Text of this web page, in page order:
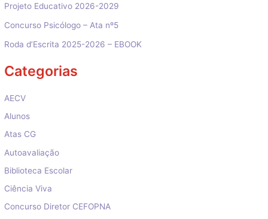
Projeto Educativo 2026-2029
Concurso Psicólogo – Ata nº5
Roda d’Escrita 2025-2026 – EBOOK
Categorias
AECV
Alunos
Atas CG
Autoavaliação
Biblioteca Escolar
Ciência Viva
Concurso Diretor CEFOPNA